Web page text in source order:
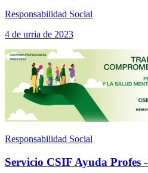
Responsabilidad Social
4 de urria de 2023
Responsabilidad Social
Servicio CSIF Ayuda Profes